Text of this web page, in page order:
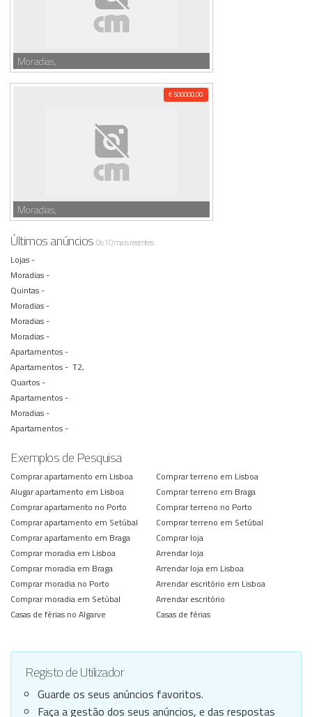
Moradias,
€ 500000,00
Moradias,
Últimos anúnciosOs 10 mais recentes
Lojas -
Moradias -
Quintas -
Moradias -
Moradias -
Moradias -
Apartamentos -
Apartamentos - T2,
Quartos -
Apartamentos -
Moradias -
Apartamentos -
Exemplos de Pesquisa
Comprar apartamento em Lisboa
Alugar apartamento em Lisboa
Comprar apartamento no Porto
Comprar apartamento em Setúbal
Comprar apartamento em Braga
Comprar moradia em Lisboa
Comprar moradia em Braga
Comprar moradia no Porto
Comprar moradia em Setúbal
Casas de férias no Algarve
Comprar terreno em Lisboa
Comprar terreno em Braga
Comprar terreno no Porto
Comprar terreno em Setúbal
Comprar loja
Arrendar loja
Arrendar loja em Lisboa
Arrendar escritório em Lisboa
Arrendar escritório
Casas de férias
Registo de Utilizador
Guarde os seus anúncios favoritos.
Faça a gestão dos seus anúncios, e das respostas